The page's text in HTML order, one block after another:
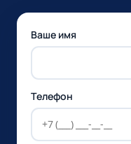
Ваше имя
Телефон